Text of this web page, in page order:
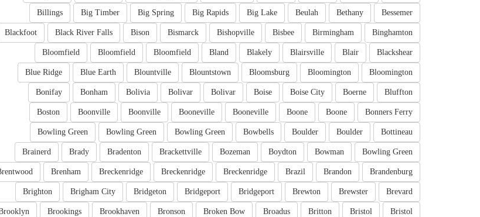
Bessemer
Bethany
Beulah
Big Lake
Big Rapids
Big Spring
Big Timber
Billings
Binghamton
Birmingham
Bisbee
Bishopville
Bismarck
Bison
Black River Falls
Blackfoot
Blackshear
Blair
Blairsville
Blakely
Bland
Bloomfield
Bloomfield
Bloomfield
Bloomington
Bloomington
Bloomsburg
Blountstown
Blountville
Blue Earth
Blue Ridge
Bluffton
Boerne
Boise City
Boise
Bolivar
Bolivar
Bolivia
Bonham
Bonifay
Bonners Ferry
Boone
Boone
Booneville
Booneville
Boonville
Boonville
Boston
Bottineau
Boulder
Boulder
Bowbells
Bowling Green
Bowling Green
Bowling Green
Bowling Green
Bowman
Boydton
Bozeman
Brackettville
Bradenton
Brady
Brainerd
Brandenburg
Brandon
Brazil
Breckenridge
Breckenridge
Breckenridge
Brenham
Brevard
Brewster
Brewton
Bridgeport
Bridgeport
Bridgeton
Brigham City
Brighton
Bristol
Bristol
Britton
Broadus
Broken Bow
Bronson
Brookhaven
Brookings